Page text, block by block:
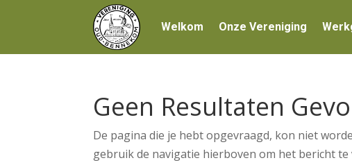
Welkom Onze Vereniging
Geen Resultaten
De pagina die je hebt opgevraagd, kon niet
gebruik de navigatie hierboven om het bericht te